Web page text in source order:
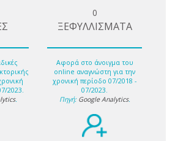
2023.
.
0
ΞΕΦΥΛΛΙΣΜΑΤΑ
Αφορά στο άνοιγμα του
online αναγνώστη για την
χρονική περίοδο 07/2018 -
07/2023.
Πηγή: Google Analytics.